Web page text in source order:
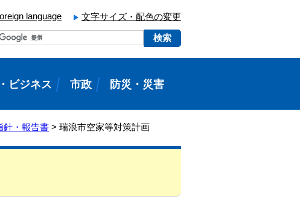
language 文字サイズ・配色の変更
ビジネス 市政 防災・災害
針・報告書 > 瑞浪市空家等対策計画